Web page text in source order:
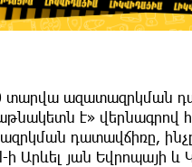
տարվա ազատազրկման
է» վերնագրով
դատավճիռը,
ի Արևել յան Եվրոպայի